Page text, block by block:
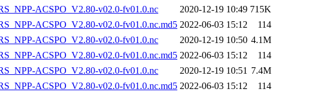
ACSPO_V2.80-v02.0-fv01.0.nc
2020-12-19 10:49 715K
ACSPO_V2.80-v02.0-fv01.0.nc.md5 2022-06-03 15:12
114
ACSPO_V2.80-v02.0-fv01.0.nc
2020-12-19 10:50 4.1M
ACSPO_V2.80-v02.0-fv01.0.nc.md5 2022-06-03 15:12
114
ACSPO_V2.80-v02.0-fv01.0.nc
2020-12-19 10:51 7.4M
ACSPO_V2.80-v02.0-fv01.0.nc.md5 2022-06-03 15:12
114